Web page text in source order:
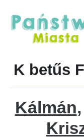
K betűs
Kálmán